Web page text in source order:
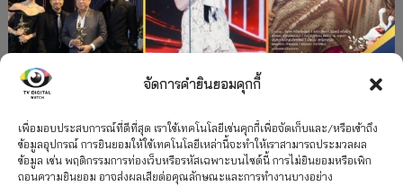
จัดการคำยินยอมคุกกี้
เพื่อมอบประสบการณ์ที่ดีที่สุด เราใช้เทคโนโลยีเช่นคุกกี้เพื่อจัดเก็บและ/หรือเข้าถึง
ข้อมูลอุปกรณ์ การยินยอมให้ใช้เทคโนโลยีเหล่านี้จะทำให้เราสามารถประมวลผล
ข้อมูล เช่น พฤติกรรมการท่องเว็บหรือรหัสเฉพาะบนไซต์นี้ การไม่ยินยอมหรือเพิก
ถอนความยินยอม อาจส่งผลเสียต่อคุณลักษณะและการทำงานบางอย่าง
”คุณพี่เจ้าขาดิฉันเป็นห่านมิใช่หงส์” กวาดรางวัล
เพียบ จาก 8 เวที